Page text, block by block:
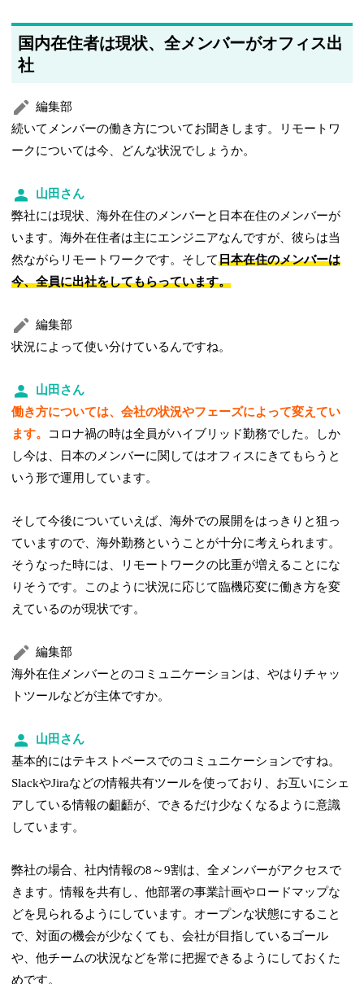
国内在住者は現状、全メンバーがオフィス出
社
編集部
続いてメンバーの働き方についてお聞きします。リモートワ
ークについては今、どんな状況でしょうか。
山田さん
弊社には現状、海外在住のメンバーと日本在住のメンバーが
います。海外在住者は主にエンジニアなんですが、彼らは当
然ながらリモートワークです。そして日本在住のメンバーは
今、全員に出社をしてもらっています。
編集部
状況によって使い分けているんですね。
山田さん
働き方については、会社の状況やフェーズによって変えてい
ます。
コロナ禍の時は全員がハイブリッド勤務でした。しか
し今は、日本のメンバーに関してはオフィスにきてもらうと
いう形で運用しています。
そして今後についていえば、海外での展開をはっきりと狙っ
ていますので、海外勤務ということが十分に考えられます。
そうなった時には、リモートワークの比重が増えることにな
りそうです。このように状況に応じて臨機応変に働き方を変
えているのが現状です。
編集部
海外在住メンバーとのコミュニケーションは、やはりチャッ
トツールなどが主体ですか。
山田さん
基本的にはテキストベースでのコミュニケーションですね。
SlackやJiraなどの情報共有ツールを使っており、お互いにシェ
アしている情報の齟齬が、できるだけ少なくなるように意識
しています。
弊社の場合、社内情報の8～9割は、全メンバーがアクセスで
きます。情報を共有し、他部署の事業計画やロードマップな
どを見られるようにしています。オープンな状態にすること
で、対面の機会が少なくても、会社が目指しているゴール
や、他チームの状況などを常に把握できるようにしておくた
めです。